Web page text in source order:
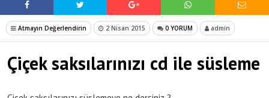
Atmayın Değerlendirin 2 Nisan 2015 0 YORUM admin
Çiçek saksılarınızı cd ile süsleme